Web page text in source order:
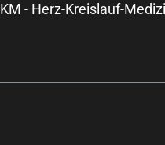
- Herz-Kreislauf-